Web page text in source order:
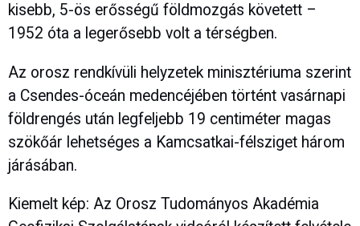
kisebb, 5-ös erősségű földmozgás követett –
1952 óta a legerősebb volt a térségben.
Az orosz rendkívüli helyzetek minisztériuma szerint
a Csendes-óceán medencéjében történt vasárnapi
földrengés után legfeljebb 19 centiméter magas
szökőár lehetséges a Kamcsatkai-félsziget három
járásában.
Kiemelt kép: Az Orosz Tudományos Akadémia